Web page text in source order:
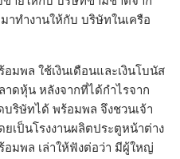
ทำงานให้กับ บริษัทในเครือ
มพล ใช้เงินเดือนและเงินโบนัส
ดหุ้น หลังจากที่ได้กำไรจาก
ริษัทได้ พร้อมพล จึงชวนเจ้า
ยเป็นโรงงานผลิตประตูหน้าต่าง
มพล เล่าให้ฟังต่อว่า มีผู้ใหญ่